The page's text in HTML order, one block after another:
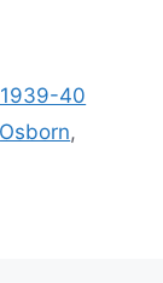
40
Osborn,